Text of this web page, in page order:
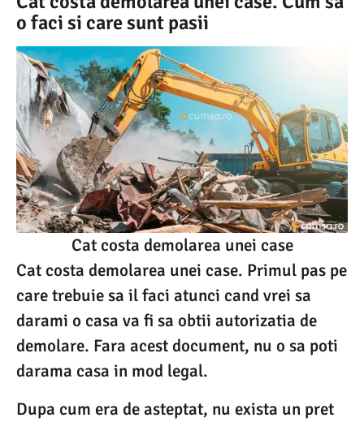
o faci si care sunt pasii
Cat costa demolarea unei case
Cat costa demolarea unei case. Primul pas pe
care trebuie sa il faci atunci cand vrei sa
darami o casa va fi sa obtii autorizatia de
demolare. Fara acest document, nu o sa poti
darama casa in mod legal.
Dupa cum era de asteptat, nu exista un pret